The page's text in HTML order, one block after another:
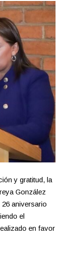
y gratitud, la
González
aniversario
el
en favor